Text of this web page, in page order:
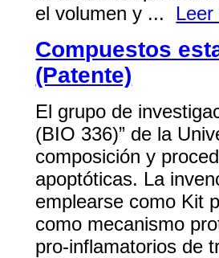
el volumen y ...
Compuestos
(Patente)
El grupo de
(BIO 336)” de la
composición y
apoptóticas. La
emplearse como Kit
como mecanismo
pro-inflamatorios de